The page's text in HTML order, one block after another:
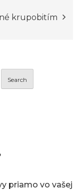
krupobitím
Search
priamo vo vašej